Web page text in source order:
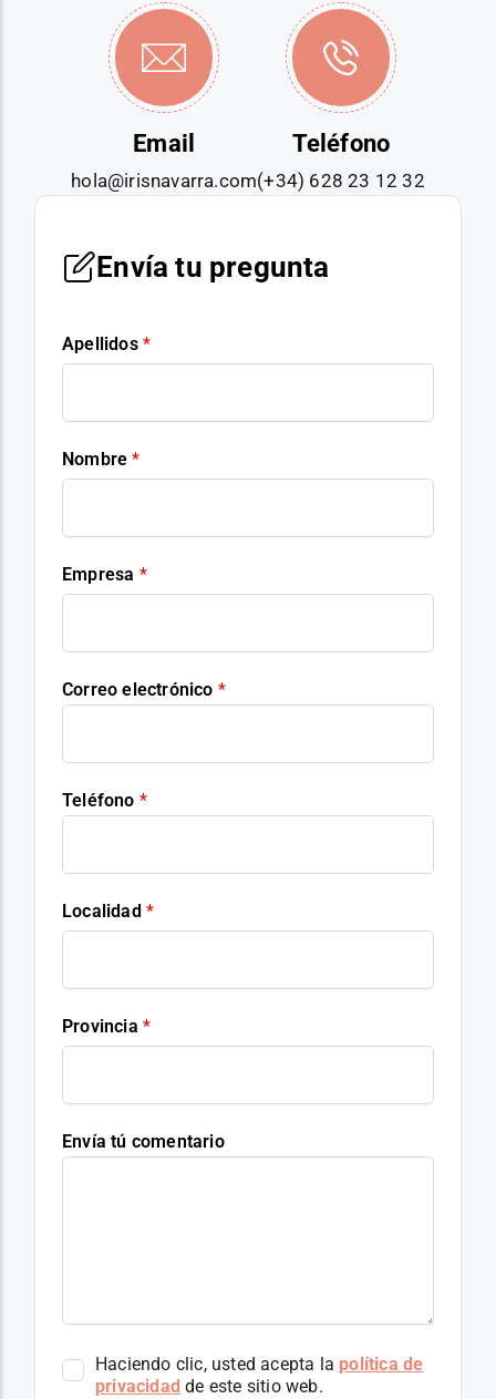
Email
hola@irisnavarra.com
Teléfono
(+34) 628 23 12 32
Envía tu pregunta
Apellidos *
Nombre *
Empresa *
Correo electrónico *
Teléfono *
Localidad *
Provincia *
Envía tú comentario
Haciendo clic, usted acepta la política de
privacidad de este sitio web.